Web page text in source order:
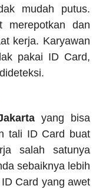
mudah putus.
merepotkan dan
kerja. Karyawan
pakai ID Card,
yang bisa
tali ID Card buat
salah satunya
sebaiknya lebih
Card yang awet